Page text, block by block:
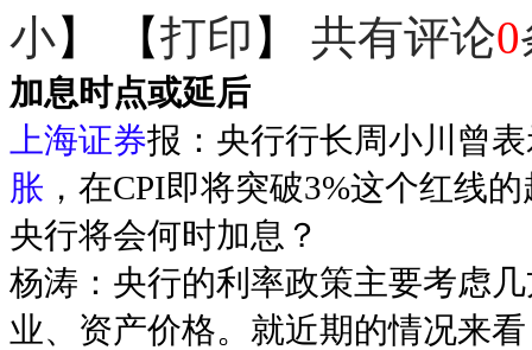
小】 【打印 】 共有评论0
加息时点或延后
上海证券报：央行行长周小川曾
胀 ，在CPI即将突破3%这个红线
央行将会何时加息？
杨涛：央行的利率政策主要考虑
业、资产价格。就近期的情况来